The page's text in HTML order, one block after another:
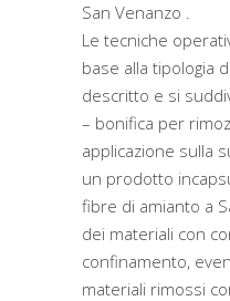
San Venanzo .
Le tecniche
base alla tipologia
descritto e si
– bonifica per
applicazione sulla
un prodotto
fibre di amianto a
dei materiali con
confinamento,
materiali rimossi